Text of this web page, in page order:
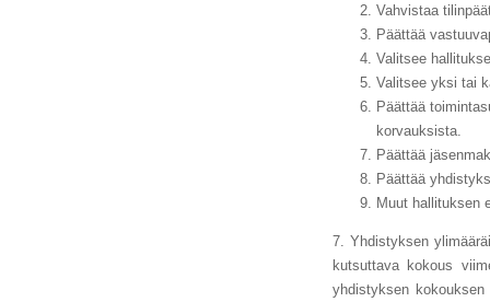
Vahvistaa
Päättää
Valitsee
Valitsee yksi tai
Päättää
korvauksista.
Päättää
Päättää
Muut hallituksen
7. Yhdistyksen
kutsuttava kokous
yhdistyksen